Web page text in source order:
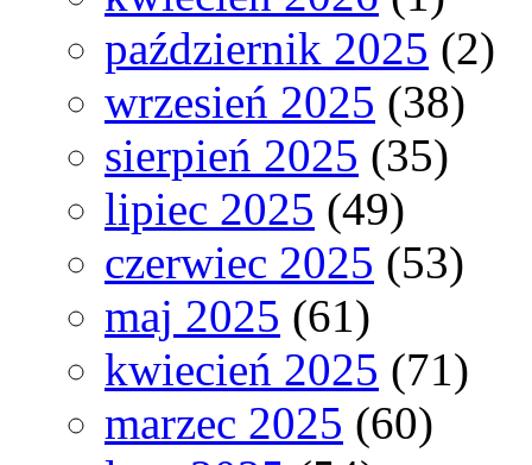
październik 2025 (2)
wrzesień 2025 (38)
sierpień 2025 (35)
lipiec 2025 (49)
czerwiec 2025 (53)
maj 2025 (61)
kwiecień 2025 (71)
marzec 2025 (60)